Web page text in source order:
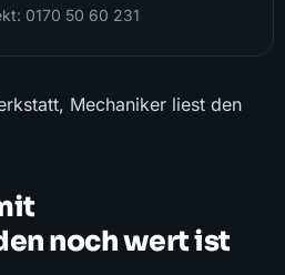
0170 50 60 231
noch wert ist